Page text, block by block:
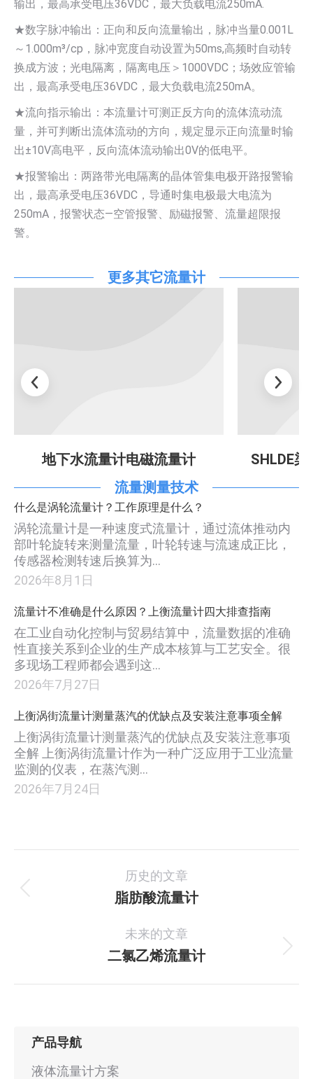
输出，最高承受电压36VDC，最大负载电流250mA.
★数字脉冲输出：正向和反向流量输出，脉冲当量0.001L
～1.000m³/cp，脉冲宽度自动设置为50ms,高频时自动转
换成方波；光电隔离，隔离电压＞1000VDC；场效应管输
出，最高承受电压36VDC，最大负载电流250mA。
★流向指示输出：本流量计可测正反方向的流体流动流
量，并可判断出流体流动的方向，规定显示正向流量时输
出±10V高电平，反向流体流动输出0V的低电平。
★报警输出：两路带光电隔离的晶体管集电极开路报警输
出，最高承受电压36VDC，导通时集电极最大电流为
250mA，报警状态—空管报警、励磁报警、流量超限报
警。
更多其它流量计
下水流量计电磁流量计
SHLDE染料流量
流量测量技术
什么是涡轮流量计？工作原理是什么？
涡轮流量计是一种速度式流量计，通过流体推动内
部叶轮旋转来测量流量，叶轮转速与流速成正比，
传感器检测转速后换算为…
2026年8月1日
流量计不准确是什么原因？上衡流量计四大排查指南
在工业自动化控制与贸易结算中，流量数据的准确
性直接关系到企业的生产成本核算与工艺安全。很
多现场工程师都会遇到这…
2026年7月27日
上衡涡街流量计测量蒸汽的优缺点及安装注意事项全解
上衡涡街流量计测量蒸汽的优缺点及安装注意事项
全解 上衡涡街流量计作为一种广泛应用于工业流量
监测的仪表，在蒸汽测…
2026年7月24日
目
历史的文章
上
个
项
脂肪酸流量计
未来的文章
下
二氯乙烯流量计
产品导航
液体流量计方案